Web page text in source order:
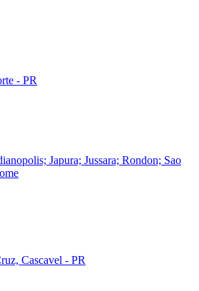
- PR
Japura; Jussara; Rondon; Sao
Cascavel - PR